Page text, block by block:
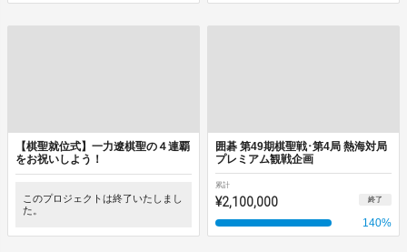
【棋聖就位式】一力遼棋聖の４連覇
をお祝いしよう！
このプロジェクトは終了いたしまし
た。
囲碁 第49期棋聖戦･第4局 熱海対局
プレミアム観戦企画
累計
¥2,100,000 終了
140%